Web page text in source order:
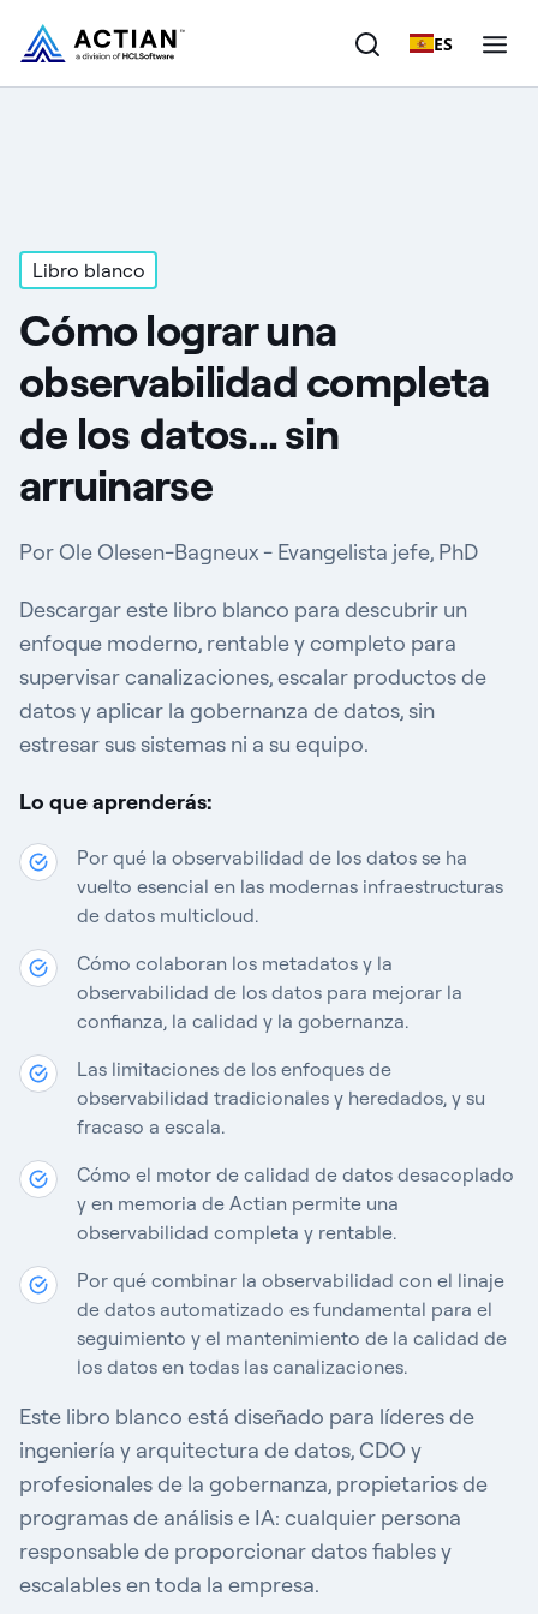
ES
Clientes
Empresa
Recursos
Libro blanco
Cómo lograr una
observabilidad completa
de los datos... sin
arruinarse
PorOle Olesen-Bagneux- Evangelista jefe, PhD
Descargareste libro blanco para descubrir un
enfoque moderno, rentable y completo para
supervisar canalizaciones, escalar productos de
datos y aplicar la gobernanza de datos, sin
estresar sus sistemas ni a su equipo.
Lo que aprenderás:
Por qué la observabilidad de los datos se ha
vuelto esencial en las modernas infraestructuras
de datos multicloud.
Cómo colaboran los metadatos y la
observabilidad de los datos para mejorar la
confianza, la calidad y la gobernanza.
Las limitaciones de los enfoques de
observabilidad tradicionales y heredados, y su
fracaso a escala.
Cómo el motor de calidad de datos desacoplado
y en memoria de Actian permite una
observabilidad completa y rentable.
Por qué combinar la observabilidad con el linaje
de datos automatizado es fundamental para el
seguimiento y el mantenimiento de la calidad de
los datos en todas las canalizaciones.
Este libro blanco está diseñado para líderes de
ingeniería y arquitectura de datos, CDO y
profesionales de la gobernanza, propietarios de
programas de análisis e IA: cualquier persona
responsable de proporcionar datos fiables y
escalables en toda la empresa.